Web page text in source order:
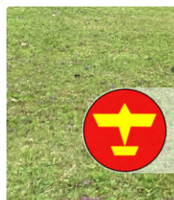
MFC
Balsania